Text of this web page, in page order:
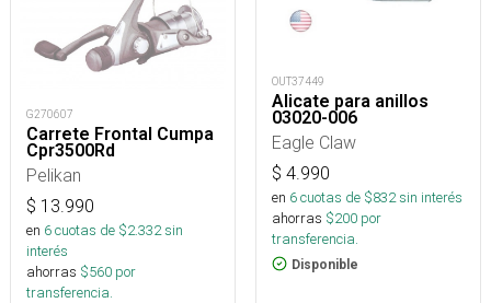
G270607
Carrete Frontal Cumpa
Cpr3500Rd
Pelikan
$ 13.990
en 6cuotas de $2.332sin
interés
ahorras $560 por
transferencia.
OUT37449
Alicate para anillos
03020-006
Eagle Claw
$ 4.990
en 6cuotas de $832sin interés
ahorras $200 por
transferencia.
Disponible